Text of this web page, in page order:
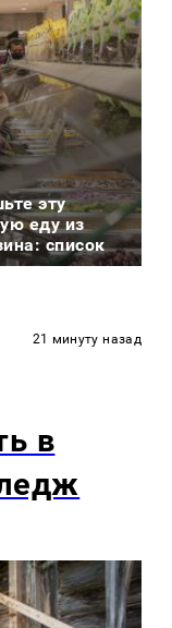
эту
еду из
список
21 минуту назад
в